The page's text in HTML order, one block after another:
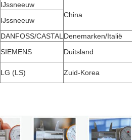
IJssneeuw
China
IJssneeuw
DANFOSS/CASTALDenemarken/Italië
SIEMENS Duitsland
LG (LS) Zuid-Korea